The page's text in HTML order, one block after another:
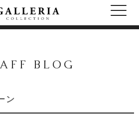
BLOG
ン